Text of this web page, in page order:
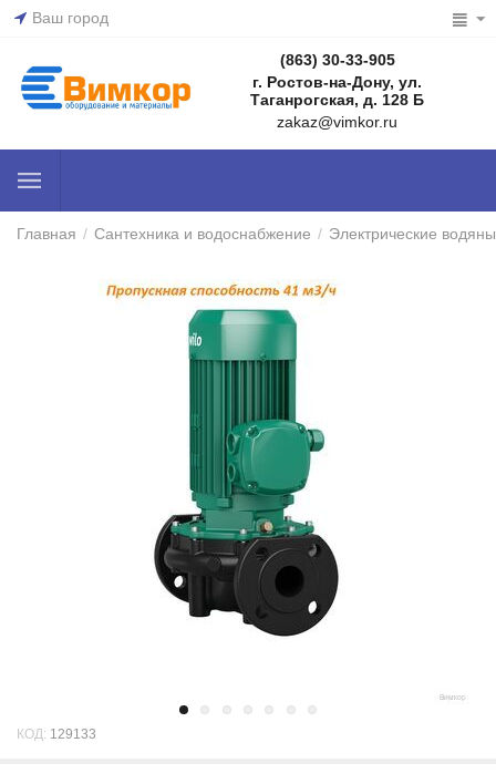
Ваш город
(863) 30-33-905
г. Ростов-на-Дону, ул.
Таганрогская, д. 128 Б
zakaz@vimkor.ru
Главная / Сантехника и водоснабжение / Электрические
КОД: 129133